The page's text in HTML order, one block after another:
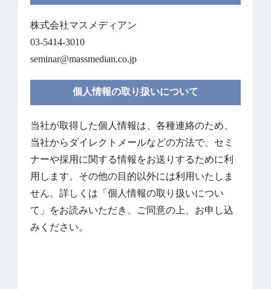
株式会社マスメディアン
03-5414-3010
seminar@massmedian.co.jp
個人情報の取り扱いについて
当社が取得した個人情報は、各種連絡のため、
当社からダイレクトメールなどの方法で、セミ
ナーや採用に関する情報をお送りするために利
用します。その他の目的以外には利用いたしま
せん。詳しくは「 個人情報の取り扱いについ
て 」をお読みいただき、ご同意の上、お申し込
みください。